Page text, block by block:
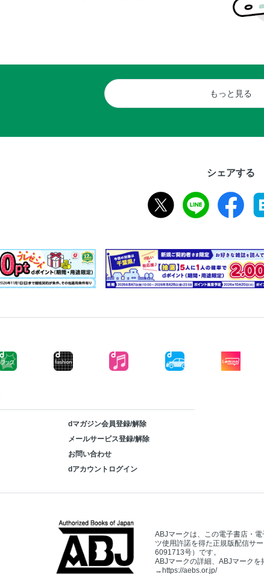
焦がしえのき／え
トースト／さつま
ムージー
ホームパーティー
Part 3 食べると
ごま油香るなす南
ねぎまみれ豚しゃ
なすとオクラの豚
野菜たっぷりサー
パプリカのエスニ
もっと見る
シェアする
dマガジン会員登録/解除
メールサービス登録/解除
お問い合わせ
dアカウントログイン
ABJマークは、この電子書店・
ツ使用許諾を得た正規版配信サ
6091713号）です。
ABJマークの詳細、ABJマーク
→ https://aebs.or.jp/